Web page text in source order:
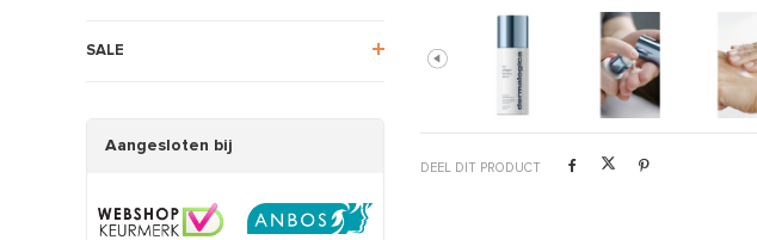
SALE
Aangesloten bij
DEEL DIT PRODUCT